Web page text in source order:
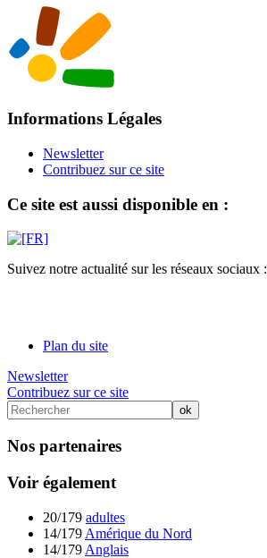
Informations Légales
Newsletter
Contribuez sur ce site
Ce site est aussi disponible en :
Suivez notre actualité sur les réseaux sociaux :
Plan du site
Newsletter
Contribuez sur ce site
Nos partenaires
Voir également
20/179 adultes
14/179 Amérique du Nord
14/179 Anglais